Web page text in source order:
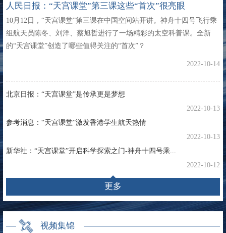
人民日报：“天宫课堂”第三课这些“首次”很亮眼
10月12日，“天宫课堂”第三课在中国空间站开讲。神舟十四号飞行乘
组航天员陈冬、刘洋、蔡旭哲进行了一场精彩的太空科普课。全新
的“天宫课堂”创造了哪些值得关注的“首次”？
2022-10-14
北京日报：“天宫课堂”是传承更是梦想
2022-10-13
参考消息：“天宫课堂”激发香港学生航天热情
2022-10-13
新华社：“天宫课堂”开启科学探索之门-神舟十四号乘...
2022-10-12
更多
视频集锦